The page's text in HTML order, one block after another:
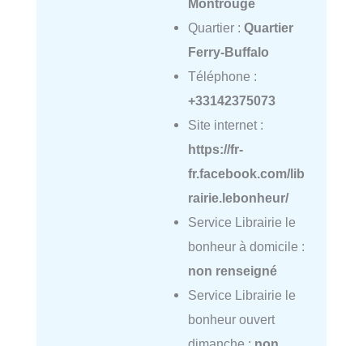
Montrouge
Quartier : Quartier
Ferry-Buffalo
Téléphone :
+33142375073
Site internet :
https://fr-
fr.facebook.com/lib
rairie.lebonheur/
Service Librairie le
bonheur à domicile :
non renseigné
Service Librairie le
bonheur ouvert